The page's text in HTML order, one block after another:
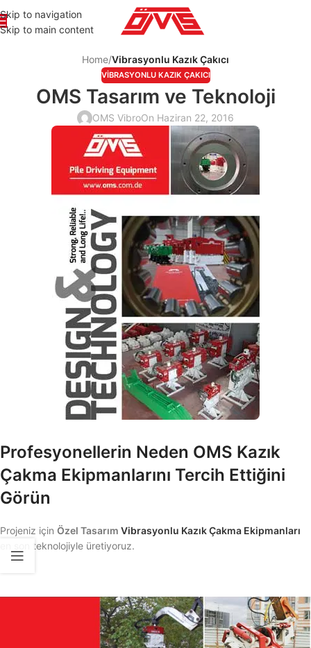
Skip to navigation
Skip to main content
Home/Vibrasyonlu Kazık Çakıcı
VIBRASYONLU KAZIK ÇAKICI
OMS Tasarım ve Teknoloji
OMS VibroOn Haziran 22, 2016
Profesyonellerin Neden OMS Kazık
Çakma Ekipmanlarını Tercih Ettiğini
Görün
Projeniz için Özel Tasarım Vibrasyonlu Kazık Çakma Ekipmanları
en son teknolojiyle üretiyoruz.